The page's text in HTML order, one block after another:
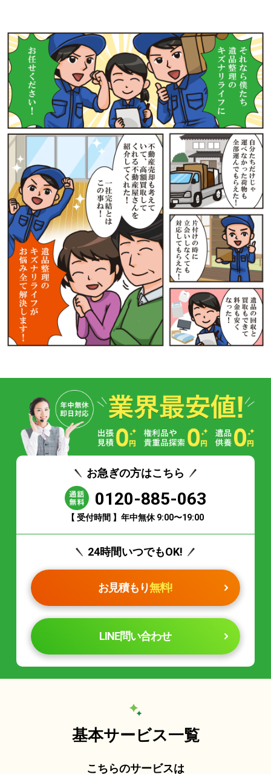
お急ぎの方はこちら
0120-885-063
【 受付時間 】年中無休 9:00〜19:00
24時間いつでもOK!
お見積もり無料!
LINE問い合わせ
基本サービス一覧
こちらのサービスは